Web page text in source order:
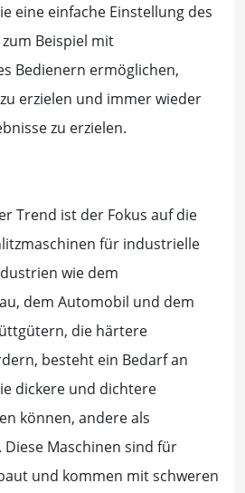
eine einfache Einstellung des
Beispiel mit
Bedienern ermöglichen,
erzielen und immer wieder
zu erzielen.
Trend ist der Fokus auf die
für industrielle
wie dem
dem Automobil und dem
die härtere
besteht ein Bedarf an
dickere und dichtere
können, andere als
Diese Maschinen sind für
und kommen mit schweren